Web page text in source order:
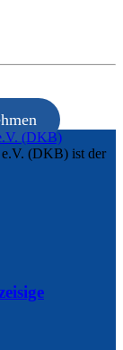
e.V. (DKB) ist der